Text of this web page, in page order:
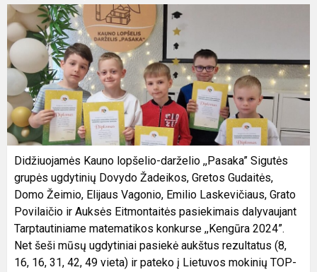
Didžiuojamės Kauno lopšelio-darželio ,,Pasaka” Sigutės
grupės ugdytinių Dovydo Žadeikos, Gretos Gudaitės,
Domo Žeimio, Elijaus Vagonio, Emilio Laskevičiaus, Grato
Povilaičio ir Auksės Eitmontaitės pasiekimais dalyvaujant
Tarptautiniame matematikos konkurse ,,Kengūra 2024”.
Net šeši mūsų ugdytiniai pasiekė aukštus rezultatus (8,
16, 16, 31, 42, 49 vieta) ir pateko į Lietuvos mokinių TOP-